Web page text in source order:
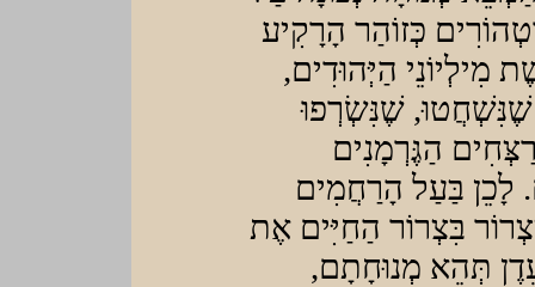
כְּזוֹהַר הָרָקִיע
הַיְּהוּדִים,
שֶׁנִּשְׁחֲטוּ, שֶׁנִּשְׂרְפוּ
הַגֶּרְמָנִים
לָכֵן בַּעַל הָרַחֲמִים
בִּצְרוֹר הַחַיִּים אֶת
תְּהֵא מְנוּחָתָם,